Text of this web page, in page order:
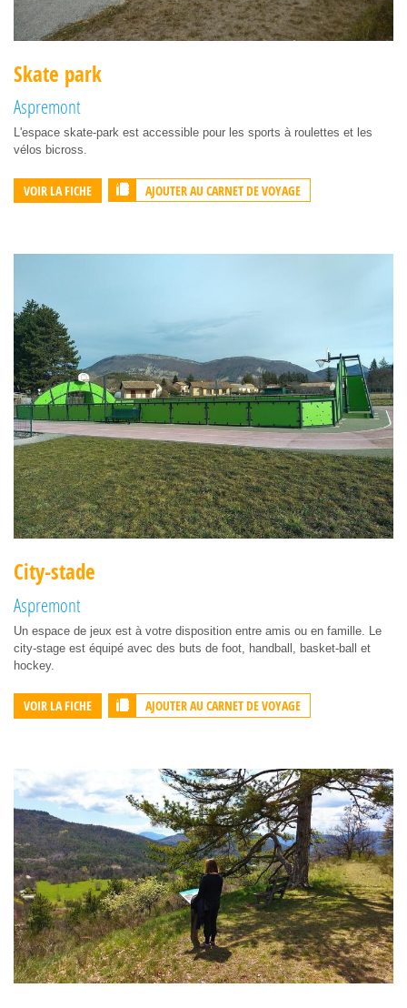
Skate park
Aspremont
L'espace skate-park est accessible pour les sports à roulettes et les
vélos bicross.
VOIR LA FICHE AJOUTER AU CARNET DE VOYAGE
City-stade
Aspremont
Un espace de jeux est à votre disposition entre amis ou en famille. Le
city-stage est équipé avec des buts de foot, handball, basket-ball et
hockey.
VOIR LA FICHE AJOUTER AU CARNET DE VOYAGE